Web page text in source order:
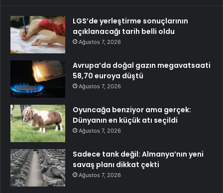
LGS’de yerleştirme sonuçlarının
açıklanacağı tarih belli oldu
Ağustos 7, 2026
Avrupa’da doğal gazın megavatsaati
58,70 euroya düştü
Ağustos 7, 2026
Oyuncağa benziyor ama gerçek:
Dünyanın en küçük atı seçildi
Ağustos 7, 2026
Sadece tank değil: Almanya’nın yeni
savaş planı dikkat çekti
Ağustos 7, 2026